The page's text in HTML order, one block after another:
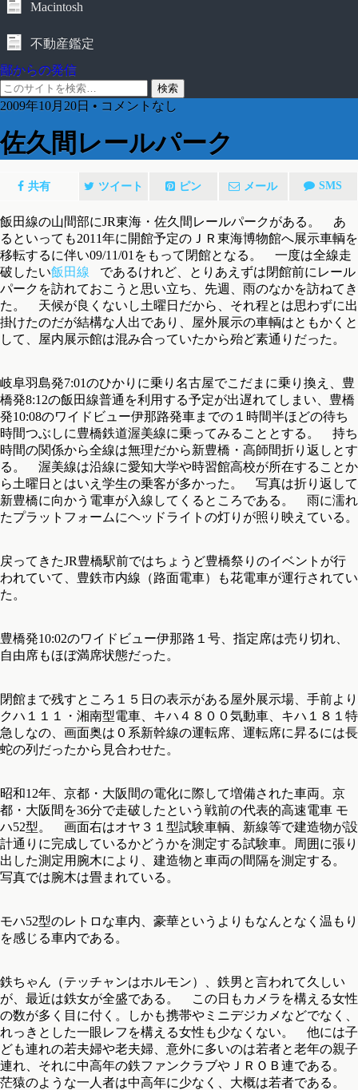
Macintosh
不動産鑑定
鄙からの発信
2009年10月20日 • コメントなし
佐久間レールパーク
共有 ツイート ピン メール SMS
飯田線の山間部にJR東海・佐久間レールパークがある。 あ
るといっても2011年に開館予定のＪＲ東海博物館へ展示車輌を
移転するに伴い09/11/01をもって閉館となる。 一度は全線走
破したい飯田線
であるけれど、とりあえずは閉館前にレール
パークを訪れておこうと思い立ち、先週、雨のなかを訪ねてき
た。 天候が良くないし土曜日だから、それ程とは思わずに出
掛けたのだが結構な人出であり、屋外展示の車輌はともかくと
して、屋内展示館は混み合っていたから殆ど素通りだった。
岐阜羽島発7:01のひかりに乗り名古屋でこだまに乗り換え、豊
橋発8:12の飯田線普通を利用する予定が出遅れてしまい、豊橋
発10:08のワイドビュー伊那路発車までの１時間半ほどの待ち
時間つぶしに豊橋鉄道渥美線に乗ってみることとする。 持ち
時間の関係から全線は無理だから新豊橋・高師間折り返しとす
る。 渥美線は沿線に愛知大学や時習館高校が所在することか
ら土曜日とはいえ学生の乗客が多かった。 写真は折り返して
新豊橋に向かう電車が入線してくるところである。 雨に濡れ
たプラットフォームにヘッドライトの灯りが照り映えている。
戻ってきたJR豊橋駅前ではちょうど豊橋祭りのイベントが行
われていて、豊鉄市内線（路面電車）も花電車が運行されてい
た。
豊橋発10:02のワイドビュー伊那路１号、指定席は売り切れ、
自由席もほぼ満席状態だった。
閉館まで残すところ１５日の表示がある屋外展示場、手前より
クハ１１１・湘南型電車、キハ４８００気動車、キハ１８１特
急しなの、画面奥は０系新幹線の運転席、運転席に昇るには長
蛇の列だったから見合わせた。
昭和12年、京都・大阪間の電化に際して増備された車両。京
都・大阪間を36分で走破したという戦前の代表的高速電車 モ
ハ52型。 画面右はオヤ３１型試験車輌、新線等で建造物が設
計通りに完成しているかどうかを測定する試験車。周囲に張り
出した測定用腕木により、建造物と車両の間隔を測定する。
写真では腕木は畳まれている。
モハ52型のレトロな車内、豪華というよりもなんとなく温もり
を感じる車内である。
鉄ちゃん（テッチャンはホルモン）、鉄男と言われて久しい
が、最近は鉄女が全盛である。 この日もカメラを構える女性
の数が多く目に付く。しかも携帯やミニデジカメなどでなく、
れっきとした一眼レフを構える女性も少なくない。 他には子
ども連れの若夫婦や老夫婦、意外に多いのは若者と老年の親子
連れ、それに中高年の鉄ファンクラブやＪＲＯＢ連である。
茫猿のような一人者は中高年に少なく、大概は若者である。